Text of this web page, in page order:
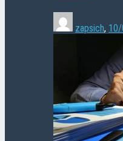
zapsich,